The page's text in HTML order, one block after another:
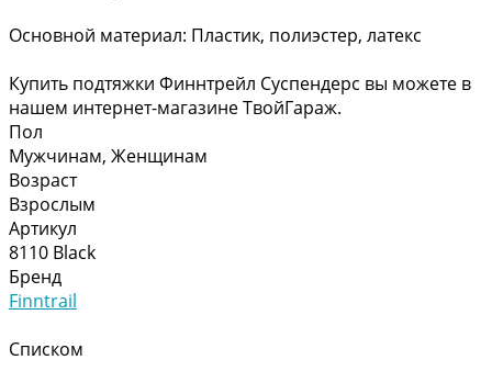
Основной материал: Пластик, полиэстер, латекс
Купить подтяжки Финнтрейл Суспендерс вы можете в
нашем интернет-магазине ТвойГараж.
Пол
Мужчинам, Женщинам
Возраст
Взрослым
Артикул
8110 Black
Бренд
Finntrail
Списком